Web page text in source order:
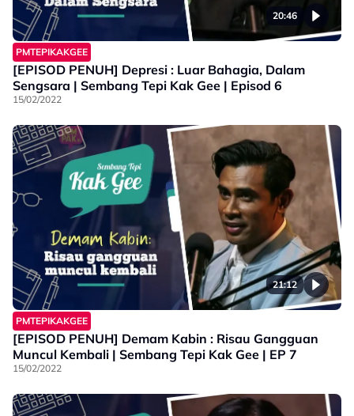
20:46
PMTEPIKAKGEE
[EPISOD PENUH] Depresi : Luar Bahagia, Dalam
Sengsara | Sembang Tepi Kak Gee | Episod 6
15/02/2022
21:12
PMTEPIKAKGEE
[EPISOD PENUH] Demam Kabin : Risau Gangguan
Muncul Kembali | Sembang Tepi Kak Gee | EP 7
15/02/2022